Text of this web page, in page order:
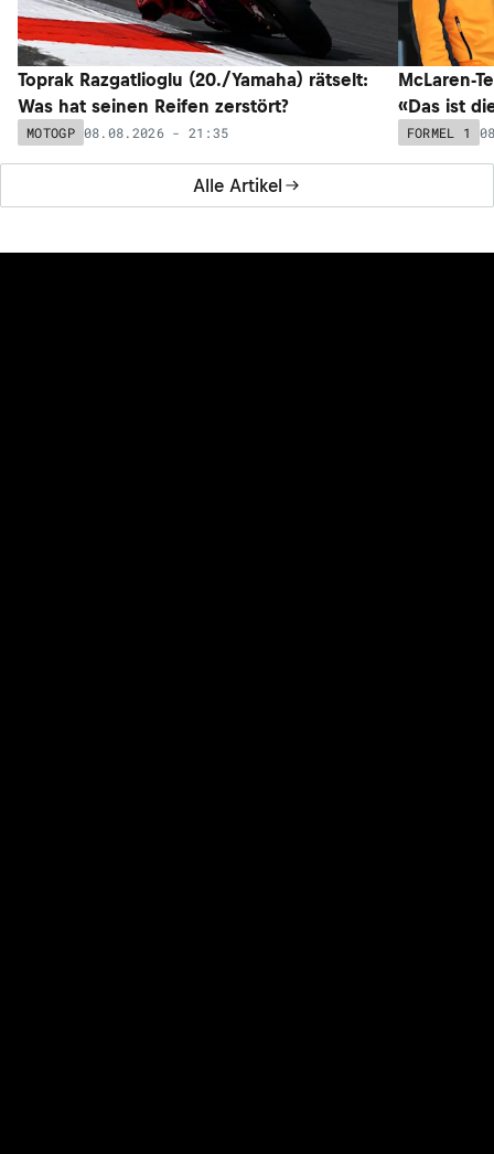
Alle Artikel
Toprak Razgatlioglu (20./Yamaha) rätselt:
Was hat seinen Reifen zerstört?
MOTOGP 08.08.2026 - 21:35
McLaren-
«Das ist
FORMEL 1